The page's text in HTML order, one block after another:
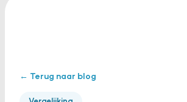
← Terug naar blog